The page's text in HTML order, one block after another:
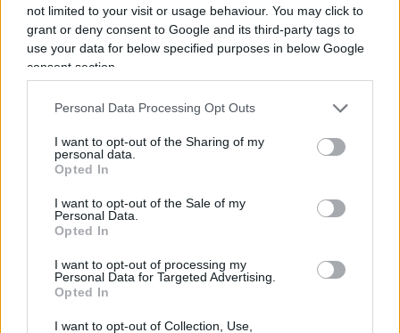
not limited to your visit or usage behaviour. You may click to
grant or deny consent to Google and its third-party tags to
use your data for below specified purposes in below Google
consent section.
Personal Data Processing Opt Outs
I want to opt-out of the Sharing of my
personal data.
Opted In
I want to opt-out of the Sale of my
Personal Data.
Opted In
I want to opt-out of processing my
Personal Data for Targeted Advertising.
Opted In
I want to opt-out of Collection, Use,
Leggi anche:
La Germania taglia i fondi a Zelensky
Quella di Poltava è stata una strage brutale
teme il peggio: il bilancio potrebbe salire
governatore locale, Philipp Pronin, ha parlato di
uno scenario “terribile”, invitando la popolazione a
donare il sangue. In base alla prima ricostruzione
fornita dalle autorità, l’allarme anti-aereo sarebbe
suonato, ma i missili avrebbe colpito quasi